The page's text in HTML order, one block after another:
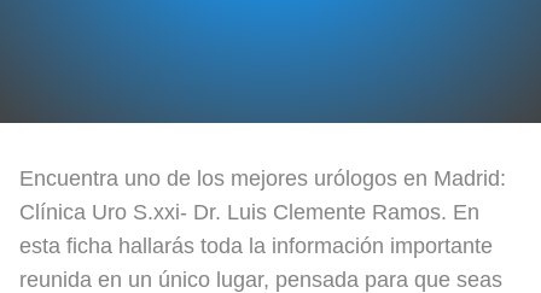
Encuentra uno de los mejores urólogos en Madrid:
Clínica Uro S.xxi- Dr. Luis Clemente Ramos. En
esta ficha hallarás toda la información importante
reunida en un único lugar, pensada para que seas